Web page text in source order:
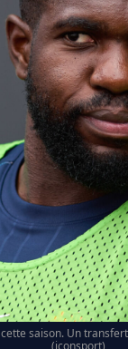
saison. Un
(iconsport)